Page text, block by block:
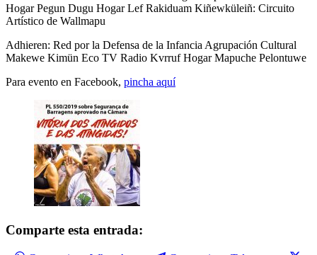
Hogar Pegun Dugu Hogar Lef Rakiduam Kiñewküleiñ: Circuito
Artístico de Wallmapu
Adhieren: Red por la Defensa de la Infancia Agrupación Cultural
Makewe Kimün Eco TV Radio Kvrruf Hogar Mapuche Pelontuwe
Para evento en Facebook, pincha aquí
Comparte esta entrada: